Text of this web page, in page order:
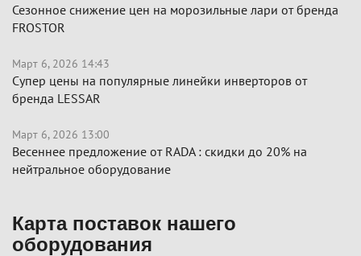
Сезонное снижение цен на морозильные лари от бренда
FROSTOR
Март 6, 2026 14:43
Супер цены на популярные линейки инверторов от
бренда LESSAR
Март 6, 2026 13:00
Весеннее предложение от RADA : скидки до 20% на
нейтральное оборудование
Карта поставок нашего
оборудования